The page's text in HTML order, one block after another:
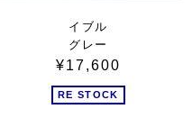
イブル
グレー
¥17,600
RE STOCK